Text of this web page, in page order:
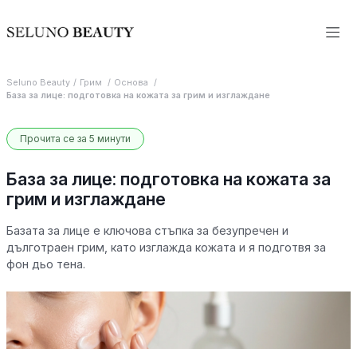
Seluno Beauty Грим
Основа
База за лице: подготовка на кожата за грим и изглаждане
Прочита се за 5 минути
База за лице: подготовка на кожата за
грим и изглаждане
Базата за лице е ключова стъпка за безупречен и
дълготраен грим, като изглажда кожата и я подготвя за
фон дьо тена.